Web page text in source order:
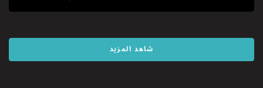
شاهد المزيد